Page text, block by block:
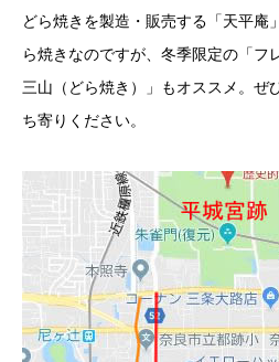
どら焼きを製造・販売する「天平庵
ら焼きなのですが、冬季限定の「
三山（どら焼き）」もオススメ。ぜ
ち寄りください。